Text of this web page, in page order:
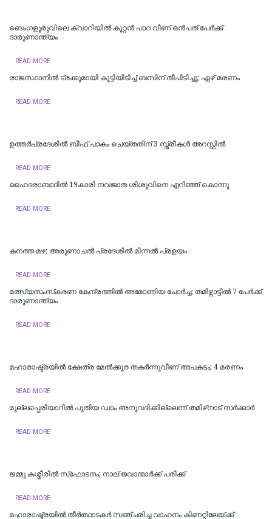
ബെംഗളൂരുവിലെ ക്വാറിയിൽ കൂറ്റൻ പാറ വീണ് ഒൻപത് പേർക്ക്
ദാരുണാന്ത്യം
READ MORE
രാജസ്ഥാനില്‍ ട്രക്കുമായി കൂട്ടിയിടിച്ച് ബസിന് തീപിടിച്ചു; ഏഴ് മരണം
READ MORE
ഉത്തര്‍പ്രദേശില്‍ ബീഫ് പാകം ചെയ്തതിന് 3 സ്ത്രീകള്‍ അറസ്റ്റില്‍
READ MORE
ഹൈദരാബാദില്‍ 19കാരി നവജാത ശിശുവിനെ എറിഞ്ഞ് കൊന്നു
READ MORE
കനത്ത മഴ; അരുണാചൽ പ്രദേശിൽ മിന്നൽ പ്രളയം
READ MORE
മത്സ്യസംസ്‌കരണ കേന്ദ്രത്തിൽ അമോണിയ ചോർച്ച; തമിഴ്നാട്ടിൽ 7 പേർക്ക്
ദാരുണാന്ത്യം ‌‌
READ MORE
മഹാരാഷ്ട്രയിൽ ക്ഷേത്ര മേൽക്കൂര തകർന്നുവീണ് അപകടം; 4 മരണം
READ MORE
മുല്ലപ്പെരിയാറിൽ പുതിയ ഡാം അനുവദിക്കില്ലെന്ന് തമിഴ്‌നാട് സർക്കാർ
READ MORE
ജമ്മു കശ്മീരില്‍ സ്‌ഫോടനം; നാല് ജവാന്മാര്‍ക്ക് പരിക്ക്
READ MORE
മഹാരാഷ്ട്രയില്‍ തീര്‍ത്ഥാടകര്‍ സഞ്ചരിച്ച വാഹനം കിണറ്റിലേയ്ക്ക്